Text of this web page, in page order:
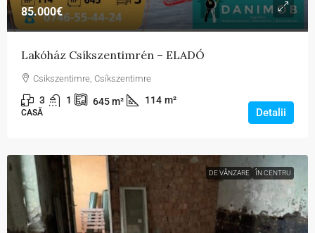
85.000€
Lakóház Csíkszentimrén – ELADÓ
Csikszentimre, Csíkszentimre
3 1 645m² 114 m²
CASĂ Detalii
DE VÂNZARE ÎN CENTRU